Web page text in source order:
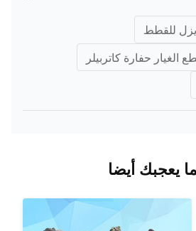
للقطط
الغيار حفارة كاتربيلر
يعجبك أيضا